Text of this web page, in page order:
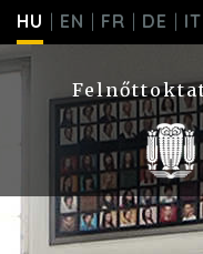
HU EN FR DE IT